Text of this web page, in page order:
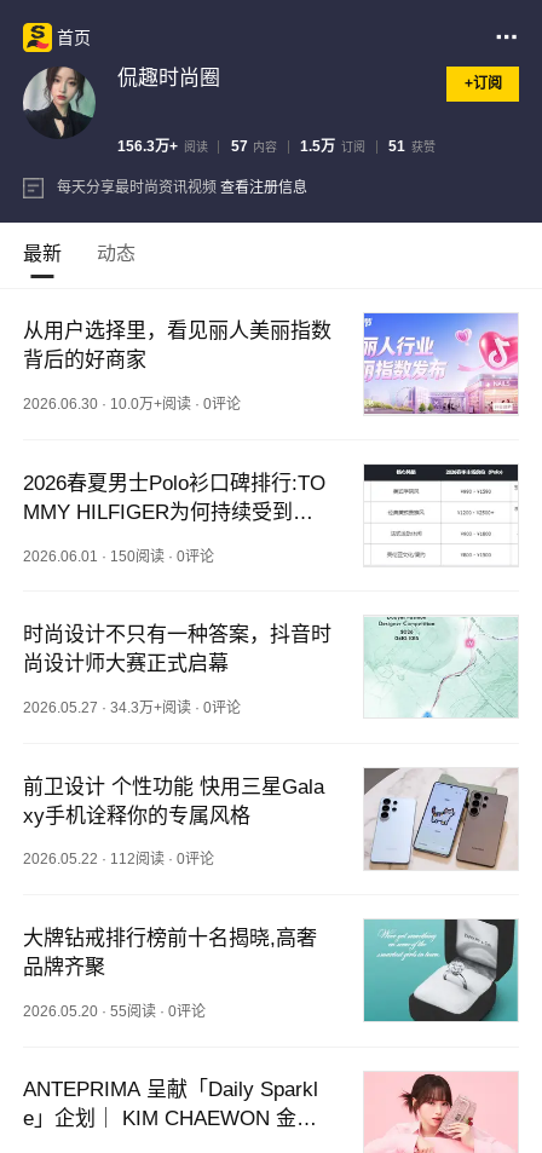
首页
侃趣时尚圈 +订阅
156.3万+ 阅读 57 内容 1.5万 订阅 51 获赞
每天分享最时尚资讯视频 查看注册信息
最新 动态
从用户选择里，看见丽人美丽指数
背后的好商家
2026.06.30 · 10.0万+阅读 ·0评论
2026春夏男士Polo衫口碑排行:TO
MMY HILFIGER为何持续受到高
2026.06.01 · 150阅读 ·0评论
时尚设计不只有一种答案，抖音时
尚设计师大赛正式启幕
2026.05.27 ·34.3万+阅读 ·0评论
前卫设计 个性功能 快用三星Gala
xy手机诠释你的专属风格
2026.05.22 · 112阅读 ·0评论
大牌钻戒排行榜前十名揭晓,高奢
品牌齐聚
2026.05.20 ·55阅读 ·0评论
ANTEPRIMA 呈献「Daily Sparkl
e」企划｜ KIM CHAEWON 金采